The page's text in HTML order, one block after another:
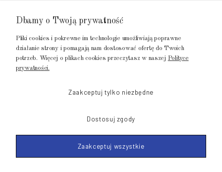
80-452 Gdańsk
tel.: 502 104 104
mail: biuro@luksusowysen.pl
Made with
Dbamy o Twoją prywatność
Pliki cookies i pokrewne im technologie umożliwiają poprawne
działanie strony i pomagają nam dostosować ofertę do Twoich
potrzeb. Więcej o plikach cookies przeczytasz w naszej Polityce
prywatności.
Zaakceptuj tylko niezbędne
Dostosuj zgody
Zaakceptuj wszystkie